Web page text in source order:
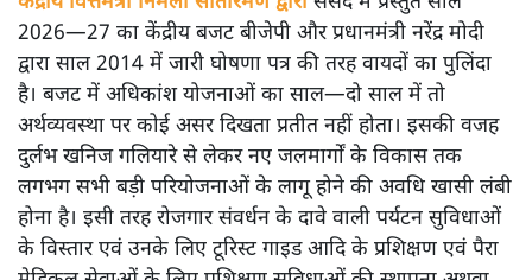
2026—27 का केंद्रीय बजट बीजेपी और प्रधानमंत्री नरेंद्र मोदी
द्वारा साल 2014 में जारी घोषणा पत्र की तरह वायदों का पुलिंदा
है। बजट में अधिकांश योजनाओं का साल—दो साल में तो
अर्थव्यवस्था पर कोई असर दिखता प्रतीत नहीं होता। इसकी वजह
दुर्लभ खनिज गलियारे से लेकर नए जलमार्गों के विकास तक
लगभग सभी बड़ी परियोजनाओं के लागू होने की अवधि खासी लंबी
होना है। इसी तरह रोजगार संवर्धन के दावे वाली पर्यटन सुविधाओं
के विस्तार एवं उनके लिए टूरिस्ट गाइड आदि के प्रशिक्षण एवं पैरा